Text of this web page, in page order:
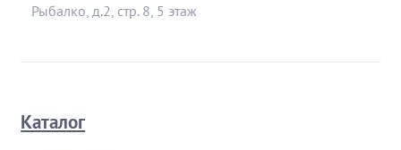
Рыбалко, д.2, стр. 8, 5 этаж
Каталог